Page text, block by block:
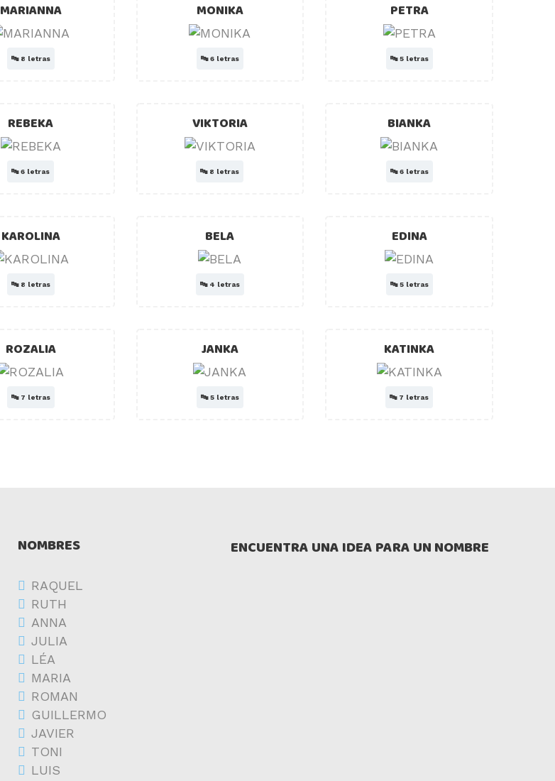
MARIANNA
🔤 8 letras
MONIKA
🔤6 letras
PETRA
🔤5 letras
REBEKA
🔤6 letras
VIKTORIA
🔤 8 letras
BIANKA
🔤6 letras
KAROLINA
🔤 8 letras
BELA
🔤 4 letras
EDINA
🔤5 letras
ROZALIA
🔤 7 letras
JANKA
🔤5 letras
KATINKA
🔤 7 letras
NOMBRES
RAQUEL
RUTH
ANNA
JULIA
LÉA
MARIA
ROMAN
GUILLERMO
JAVIER
TONI
LUIS
ENCUENTRA UNA IDEA PARA UN NOMBRE